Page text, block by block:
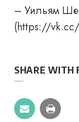
– Уильям
(https://
SHARE WITH